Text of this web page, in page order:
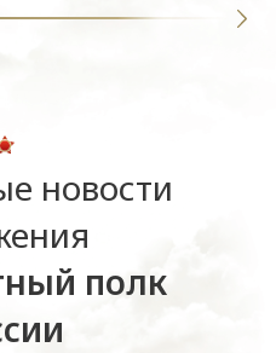
новости
полк